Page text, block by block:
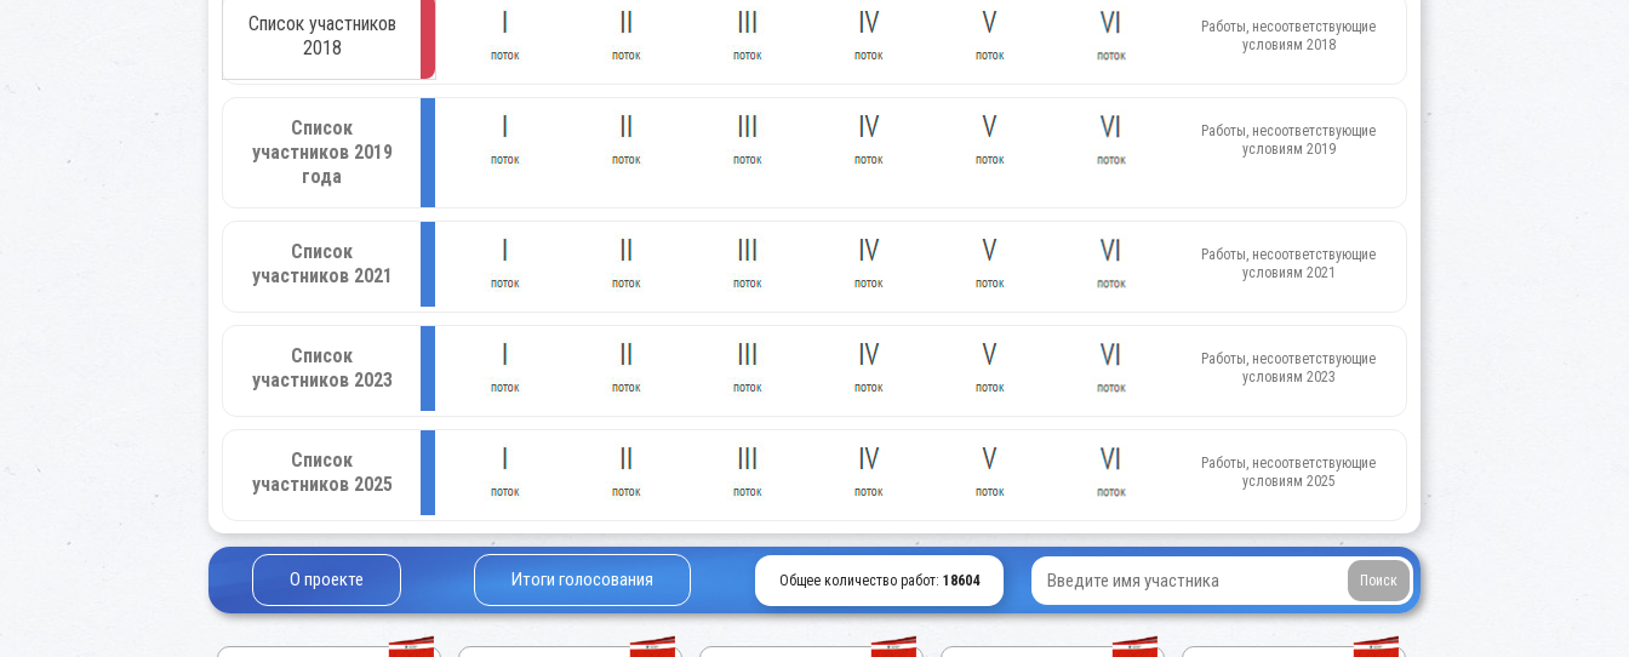
Список участников
2018
Работы, несоответствующие
условиям 2018
Список
участников 2019
года
Работы, несоответствующие
условиям 2019
Список
участников 2021
Работы, несоответствующие
условиям 2021
Список
участников 2023
Работы, несоответствующие
условиям 2023
Список
участников 2025
Работы, несоответствующие
условиям 2025
О проекте Итоги голосования Общее количество работ: 18604